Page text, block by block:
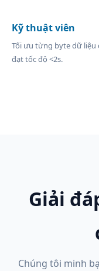
Kỹ thuật viên
Tối ưu từng byte dữ liệu
đạt tốc độ <2s.
Giải
Chúng tôi minh